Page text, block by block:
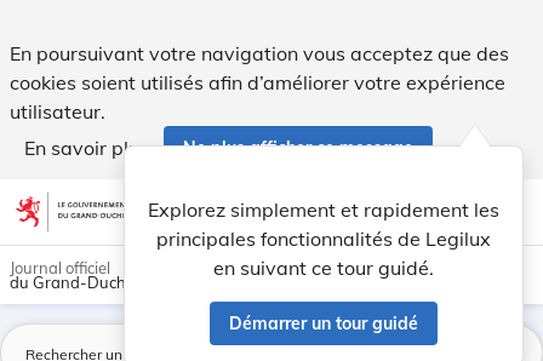
En poursuivant votre navigation vous acceptez que des
cookies soient utilisés afin d’améliorer votre expérience
utilisateur.
En savoir plus
Ne plus afficher ce message
Aller au contenu account_circle help Aide
Explorez simplement et rapidement les
principales fonctionnalités de Legilux
en suivant ce tour guidé.
Démarrer un tour guidé
light_mode dark_mode
Journal officiel
du Grand-Duché de Luxembourg